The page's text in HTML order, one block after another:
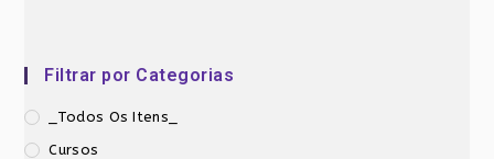
Filtrar por Categorias
_Todos Os Itens_
Cursos